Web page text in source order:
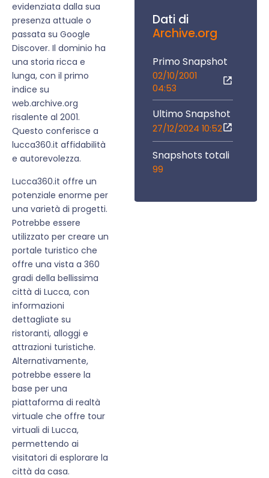
evidenziata dalla sua
presenza attuale o
passata su Google
Discover. Il dominio ha
una storia ricca e
lunga, con il primo
indice su
web.archive.org
risalente al 2001.
Questo conferisce a
lucca360.it affidabilità
e autorevolezza.
Lucca360.it offre un
potenziale enorme per
una varietà di progetti.
Potrebbe essere
utilizzato per creare un
portale turistico che
offre una vista a 360
gradi della bellissima
città di Lucca, con
informazioni
dettagliate su
ristoranti, alloggi e
attrazioni turistiche.
Alternativamente,
potrebbe essere la
base per una
piattaforma di realtà
virtuale che offre tour
virtuali di Lucca,
permettendo ai
visitatori di esplorare la
città da casa.
Dati di
Archive.org
Primo Snapshot
02/10/2001
04:53
Ultimo Snapshot
27/12/2024 10:52
Snapshots totali
99